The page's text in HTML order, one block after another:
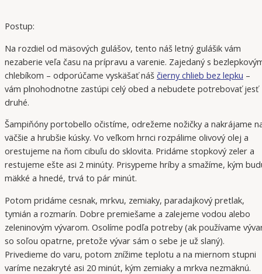
Postup:
Na rozdiel od mäsových gulášov, tento náš letný gulášik vám
nezaberie veľa času na prípravu a varenie. Zajedaný s
chlebíkom – odporúčame vyskäšať náš čierny chlieb bez lepku –
vám plnohodnotne zastúpi celý obed a nebudete potrebovať jesť
druhé.
Šampiňóny portobello očistíme, odrežeme nožičky a nakrájame
väčšie a hrubšie kúsky. Vo veľkom hrnci rozpálime olivový olej a
orestujeme na ňom cibuľu do sklovita. Pridáme stopkový zeler a
restujeme ešte asi 2 minúty. Prisypeme hríby a smažíme, kým
mäkké a hnedé, trvá to pár minút.
Potom pridáme cesnak, mrkvu, zemiaky, paradajkový pretlak,
tymián a rozmarín. Dobre premiešame a zalejeme vodou alebo
zeleninovým vývarom. Osolíme podľa potreby (ak používame
so soľou opatrne, pretože vývar sám o sebe je už slaný).
Privedieme do varu, potom znížime teplotu a na miernom stupni
varíme nezakryté asi 20 minút, kým zemiaky a mrkva nezmäknú.